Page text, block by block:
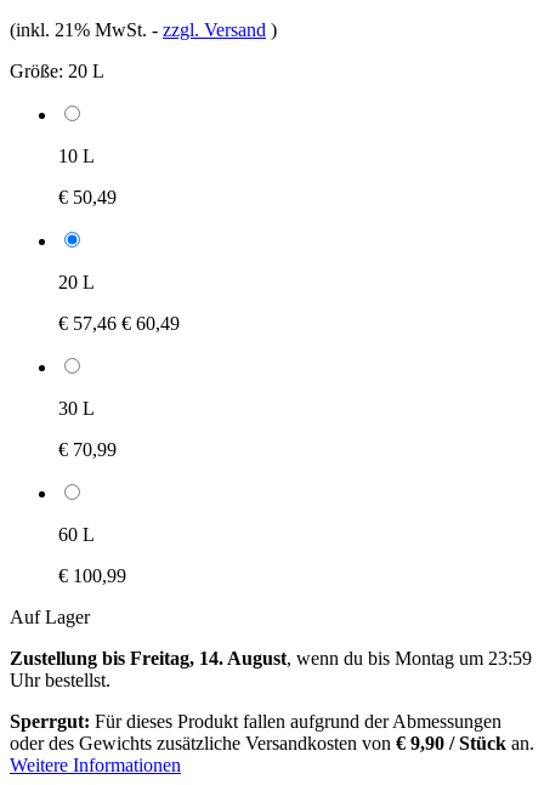
(inkl. 21% MwSt. - zzgl. Versand )
Größe: 20 L
10 L
€ 50,49
20 L
€ 57,46 € 60,49
30 L
€ 70,99
60 L
€ 100,99
Auf Lager
Zustellung bis Freitag, 14. August, wenn du bis Montag um 23:59
Uhrbestellst.
Sperrgut: Für dieses Produkt fallen aufgrund der Abmessungen
oder des Gewichts zusätzliche Versandkosten von € 9,90 / Stück an.
Weitere Informationen